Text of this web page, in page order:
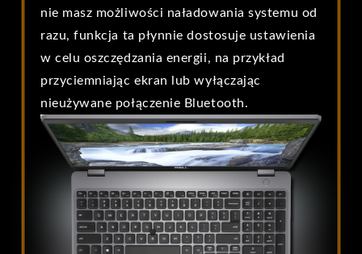
nie masz możliwości naładowania systemu od
razu, funkcja ta płynnie dostosuje ustawienia
w celu oszczędzania energii, na przykład
przyciemniając ekran lub wyłączając
nieużywane połączenie Bluetooth.